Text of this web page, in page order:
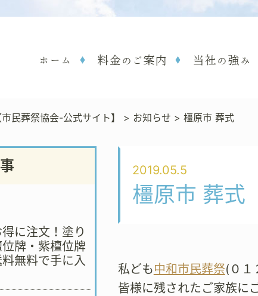
ホーム 料金のご案内 当社の強み
民葬祭協会-公式サイト】 > お知らせ > 橿原市 葬式
に注文！塗り
牌・紫檀位牌
無料で手に入
2019.05.5
橿原市 葬式
私ども中和市民葬祭(０１
皆様に残されたご家族に